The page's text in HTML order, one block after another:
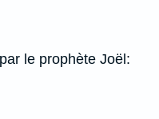
le prophète Joël: